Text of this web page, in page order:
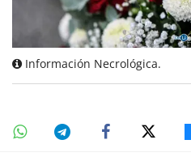
Información Necrológica.